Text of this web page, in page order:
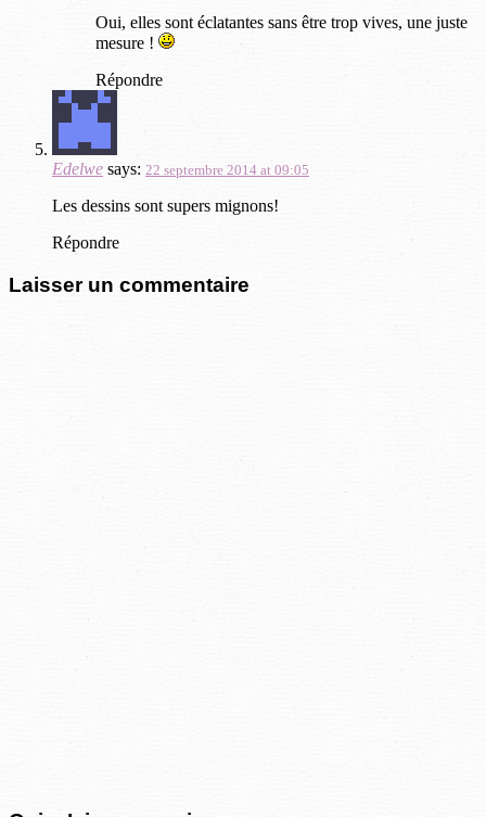
Oui, elles sont éclatantes sans être trop vives, une juste
mesure !
Répondre
Edelwe says: 22 septembre 2014 at 09:05
Les dessins sont supers mignons!
Répondre
Laisser un commentaire